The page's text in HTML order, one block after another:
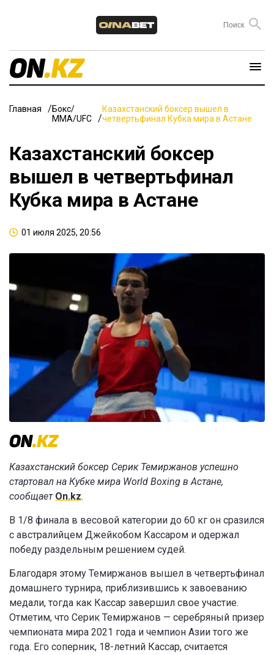
Главная
Бокс/
ММА/UFC
Казахстанский боксер вышел в
четвертьфинал Кубка мира в Астане
Казахстанский боксер
вышел в четвертьфинал
Кубка мира в Астане
01 июля 2025, 20:56
Казахстанский боксер Серик Темиржанов успешно
стартовал на Кубке мира World Boxing в Астане,
сообщает On.kz.
В 1/8 финала в весовой категории до 60 кг он сразился
с австралийцем Джейкобом Кассаром и одержал
победу раздельным решением судей.
Благодаря этому Темиржанов вышел в четвертьфинал
домашнего турнира, приблизившись к завоеванию
медали, тогда как Кассар завершил свое участие.
Отметим, что Серик Темиржанов — серебряный призер
чемпионата мира 2021 года и чемпион Азии того же
года. Его соперник, 18-летний Кассар, считается